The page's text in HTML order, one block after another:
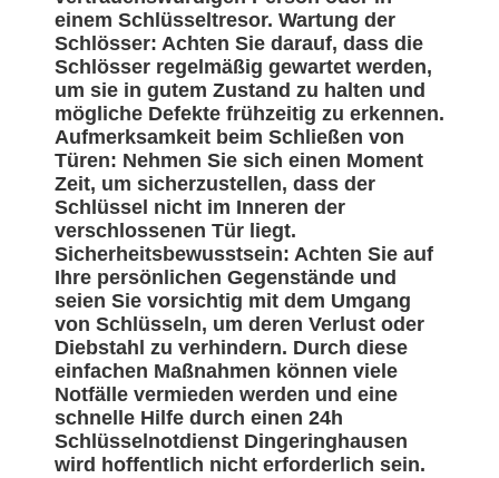
einem Schlüsseltresor. Wartung der
Schlösser: Achten Sie darauf, dass die
Schlösser regelmäßig gewartet werden,
um sie in gutem Zustand zu halten und
mögliche Defekte frühzeitig zu erkennen.
Aufmerksamkeit beim Schließen von
Türen: Nehmen Sie sich einen Moment
Zeit, um sicherzustellen, dass der
Schlüssel nicht im Inneren der
verschlossenen Tür liegt.
Sicherheitsbewusstsein: Achten Sie auf
Ihre persönlichen Gegenstände und
seien Sie vorsichtig mit dem Umgang
von Schlüsseln, um deren Verlust oder
Diebstahl zu verhindern. Durch diese
einfachen Maßnahmen können viele
Notfälle vermieden werden und eine
schnelle Hilfe durch einen 24h
Schlüsselnotdienst Dingeringhausen
wird hoffentlich nicht erforderlich sein.